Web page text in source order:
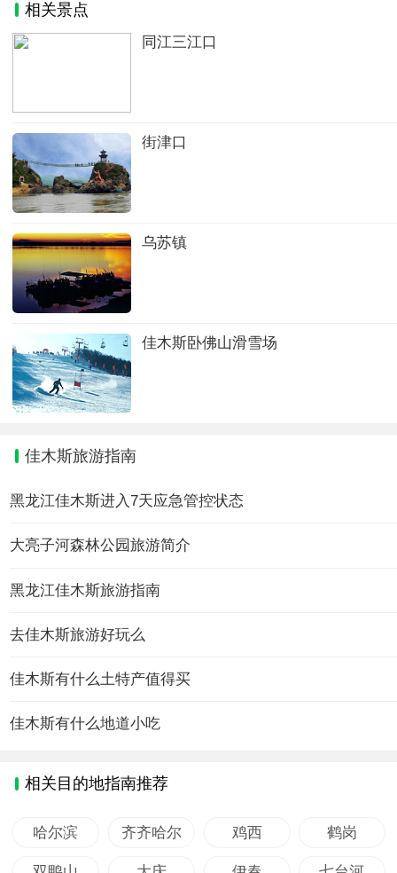
相关景点
同江三江口
街津口
乌苏镇
佳木斯卧佛山滑雪场
佳木斯旅游指南
黑龙江佳木斯进入7天应急管控状态
大亮子河森林公园旅游简介
黑龙江佳木斯旅游指南
去佳木斯旅游好玩么
佳木斯有什么土特产值得买
佳木斯有什么地道小吃
相关目的地指南推荐
哈尔滨 齐齐哈尔 鸡西 鹤岗